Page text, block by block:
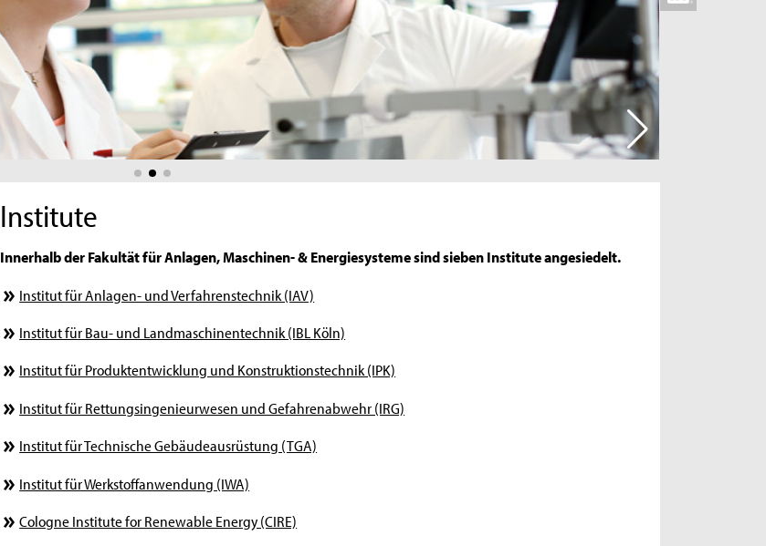
Institute
Innerhalb der Fakultät für Anlagen, Maschinen- & Energiesysteme sind sieben Institute angesiedelt.
Institut für Anlagen- und Verfahrenstechnik (IAV)
Institut für Bau- und Landmaschinentechnik (IBL Köln)
Institut für Produktentwicklung und Konstruktionstechnik (IPK)
Institut für Rettungsingenieurwesen und Gefahrenabwehr (IRG)
Institut für Technische Gebäudeausrüstung (TGA)
Institut für Werkstoffanwendung (IWA)
Cologne Institute for Renewable Energy (CIRE)